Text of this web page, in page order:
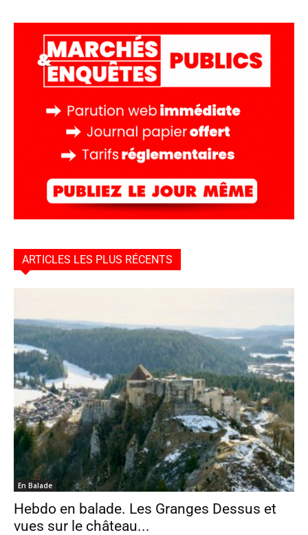
ARTICLES LES PLUS RÉCENTS
En Balade
Hebdo en balade. Les Granges Dessus et
vues sur le château...